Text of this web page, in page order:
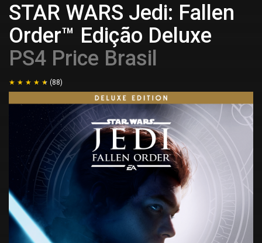
STAR WARS Jedi: Fallen
Order™ Edição Deluxe
PS4 Price Brasil
(88)